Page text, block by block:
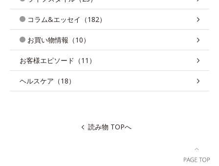
コラム&エッセイ（182）
お買い物情報（10）
お客様エピソード（11）
ヘルスケア（18）
読み物 TOPへ